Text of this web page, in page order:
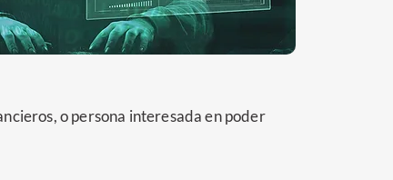
o persona interesada en poder